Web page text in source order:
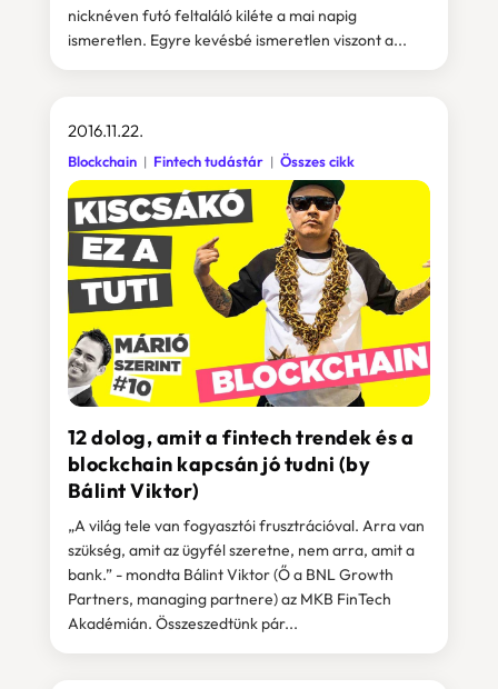
nicknéven futó feltaláló kiléte a mai napig
ismeretlen. Egyre kevésbé ismeretlen viszont a...
12 dolog, amit a fintech trendek és a
blockchain kapcsán jó tudni (by
Bálint Viktor)
2016.11.22.
Blockchain Fintech tudástár Összes cikk
„A világ tele van fogyasztói frusztrációval. Arra van
szükség, amit az ügyfél szeretne, nem arra, amit a
bank.” - mondta Bálint Viktor (Ő a BNL Growth
Partners, managing partnere) az MKB FinTech
Akadémián. Összeszedtünk pár...